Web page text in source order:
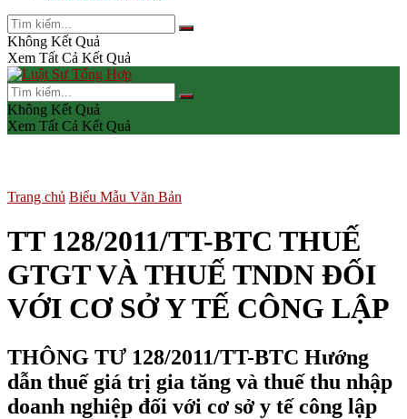
Không Kết Quả
Xem Tất Cả Kết Quả
Không Kết Quả
Xem Tất Cả Kết Quả
Trang chủ Biểu Mẫu Văn Bản
TT 128/2011/TT-BTC THUẾ
GTGT VÀ THUẾ TNDN ĐỐI
VỚI CƠ SỞ Y TẾ CÔNG LẬP
THÔNG TƯ 128/2011/TT-BTC Hướng
dẫn thuế giá trị gia tăng và thuế thu nhập
doanh nghiệp đối với cơ sở y tế công lập